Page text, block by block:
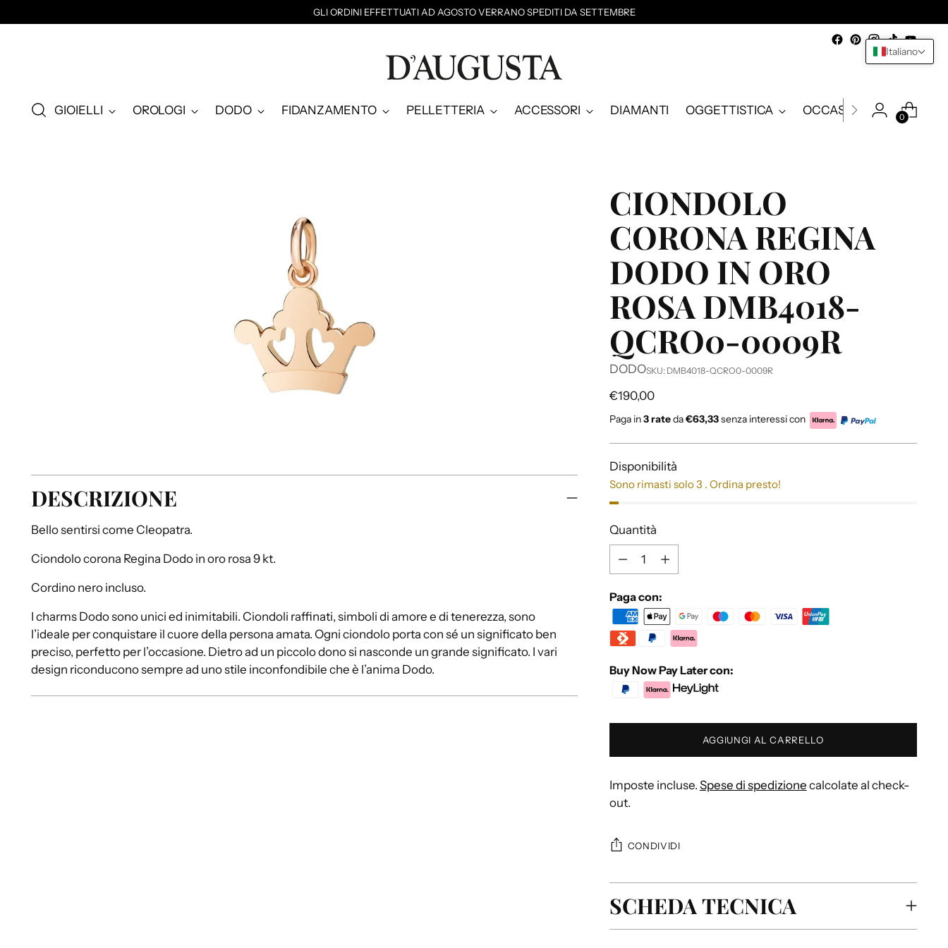
GLI ORDINI EFFETTUATI AD AGOSTO VERRANO SPEDITI DA SETTEMBRE
GIOIELLI OROLOGI DODO FIDANZAMENTO PELLETTERIA ACCESSORI DIAMANTI OGGETTISTICA OCCASIONI
0
DESCRIZIONE
Bello sentirsi come Cleopatra.
Ciondolo corona Regina Dodo in oro rosa 9 kt.
Cordino nero incluso.
I charms Dodo sono unici ed inimitabili. Ciondoli raffinati, simboli di amore e di tenerezza, sono
l’ideale per conquistare il cuore della persona amata. Ogni ciondolo porta con sé un significato ben
preciso, perfetto per l’occasione. Dietro ad un piccolo dono si nasconde un grande significato. I vari
design riconducono sempre ad uno stile inconfondibile che è l’anima Dodo.
CIONDOLO
CORONA REGINA
DODO IN ORO
ROSA DMB4018-
QCRO0-0009R
DODOSKU: DMB4018-QCRO0-0009R
Prezzo
di
€190,00
Paga in3 rateda€63,33senza interessi con
Disponibilità
Sono rimasti solo 3 . Ordina presto!
Quantità
Quantità
Paga con:
Buy Now Pay Later con:
AGGIUNGI AL CARRELLO
Imposte incluse. Spese di spedizione calcolate al check-
out.
CONDIVIDI
SCHEDA TECNICA
Italiano